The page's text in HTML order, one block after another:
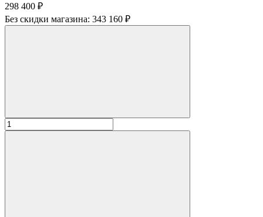
298 400 ₽
Без скидки магазина: 343 160 ₽